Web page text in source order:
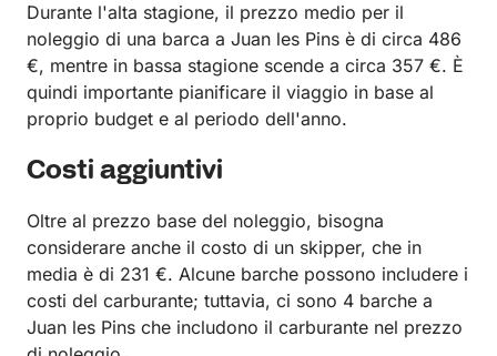
Durante l'alta stagione, il prezzo medio per il
noleggio di una barca a Juan les Pins è di circa 486
€, mentre in bassa stagione scende a circa 357 €. È
quindi importante pianificare il viaggio in base al
proprio budget e al periodo dell'anno.
Costi aggiuntivi
Oltre al prezzo base del noleggio, bisogna
considerare anche il costo di un skipper, che in
media è di 231 €. Alcune barche possono includere i
costi del carburante; tuttavia, ci sono 4 barche a
Juan les Pins che includono il carburante nel prezzo